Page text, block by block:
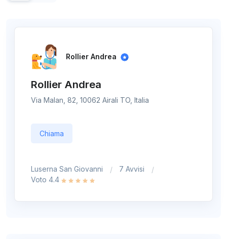
Rollier Andrea
Rollier Andrea
Via Malan, 82, 10062 Airali TO, Italia
Chiama
Luserna San Giovanni
7 Avvisi
Voto 4.4